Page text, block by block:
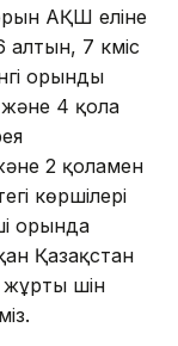
АҚШ еліне
7 күміс
орынды
4 қола
2 қоламен
көршілері
орында
Қазақстан
жұрты үшін